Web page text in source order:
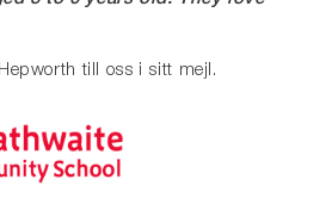
till oss i sitt mejl.